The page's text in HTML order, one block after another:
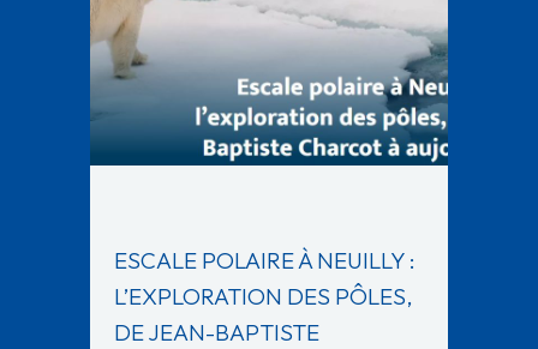
ESCALE POLAIRE À NEUILLY :
L’EXPLORATION DES PÔLES,
DE JEAN-BAPTISTE